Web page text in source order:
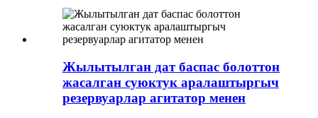
Жылытылган дат баспас болоттон
жасалган суюктук аралаштыргыч
резервуарлар агитатор менен